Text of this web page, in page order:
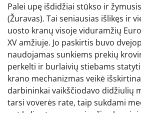
Palei upę išdidžiai stūkso ir
(Žuravas). Tai seniausias išlikęs ir
uosto kranų visoje viduramžių
XV amžiuje. Jo paskirtis buvo
naudojamas sunkiems prekių
perkelti ir burlaivių stiebams
krano mechanizmas veikė
darbininkai vaikščiodavo didžiulių
tarsi voverės rate, taip sukdami